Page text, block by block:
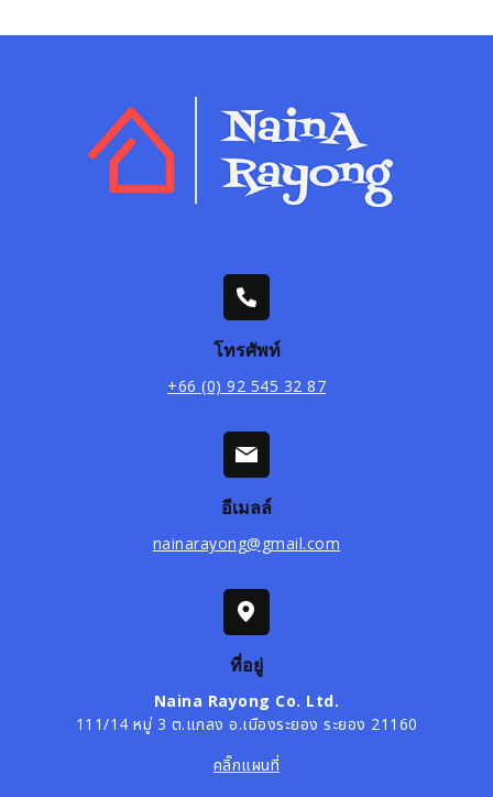
โทรศัพท์
+66 (0) 92 545 32 87
อีเมลล์
nainarayong@gmail.com
ที่อยู่
Naina Rayong Co. Ltd.
111/14 หมู่ 3 ต.แกลง อ.เมืองระยอง ระยอง 21160
คลิ๊กแผนที่